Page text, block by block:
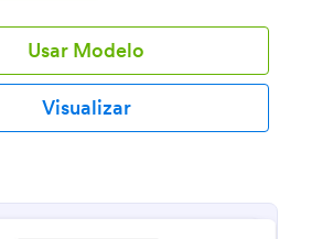
Usar Modelo
Visualizar